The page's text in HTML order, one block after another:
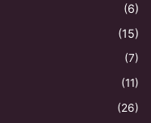
(6)
(15)
(7)
(11)
(26)